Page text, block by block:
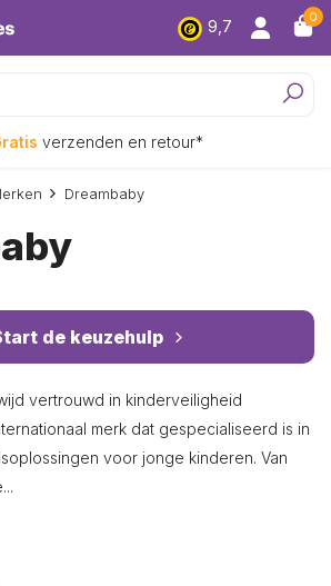
9,7
0
Laagsteprijsgarantie
Dreambaby
de keuzehulp
vertrouwd in kinderveiligheid
merk dat gespecialiseerd is in
voor jonge kinderen. Van